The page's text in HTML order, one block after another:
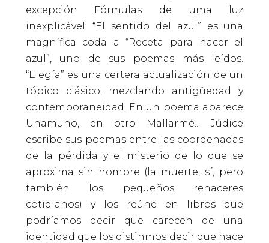
excepción Fórmulas de uma luz
inexplicável: “El sentido del azul” es una
magnífica coda a “Receta para hacer el
azul”, uno de sus poemas más leídos.
“Elegía” es una certera actualización de un
tópico clásico, mezclando antigüedad y
contemporaneidad. En un poema aparece
Unamuno, en otro Mallarmé... Júdice
escribe sus poemas entre las coordenadas
de la pérdida y el misterio de lo que se
aproxima sin nombre (la muerte, sí, pero
también los pequeños renaceres
cotidianos) y los reúne en libros que
podríamos decir que carecen de una
identidad que los distinmos decir que hace